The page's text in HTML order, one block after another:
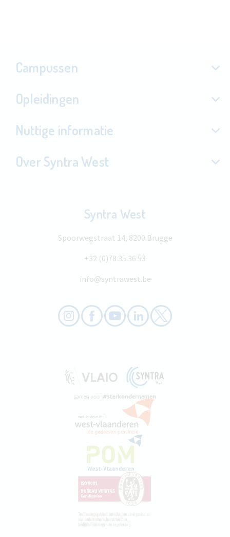
Campussen
Opleidingen
Nuttige informatie
Over Syntra West
Syntra West
Spoorwegstraat 14, 8200 Brugge
+32 (0)78 35 36 53
info@syntrawest.be